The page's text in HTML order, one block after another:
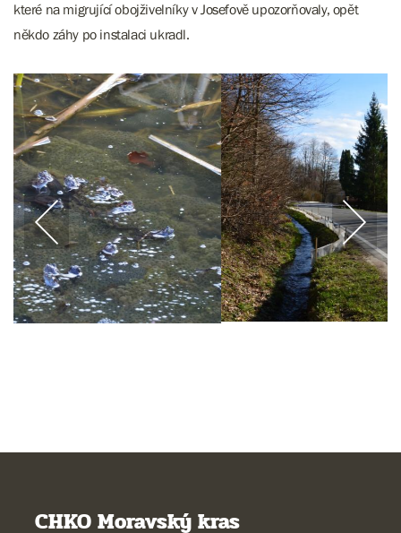
které na migrující obojživelníky v Josefově upozorňovaly, opět
někdo záhy po instalaci ukradl.
CHKO Moravský kras